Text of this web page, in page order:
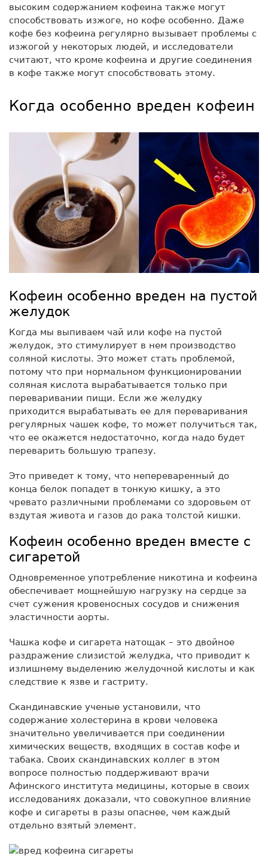
высоким содержанием кофеина также могут
способствовать изжоге, но кофе особенно. Даже
кофе без кофеина регулярно вызывает проблемы с
изжогой у некоторых людей, и исследователи
считают, что кроме кофеина и другие соединения
в кофе также могут способствовать этому.
Когда особенно вреден кофеин
Кофеин особенно вреден на пустой
желудок
Когда мы выпиваем чай или кофе на пустой
желудок, это стимулирует в нем производство
соляной кислоты. Это может стать проблемой,
потому что при нормальном функционировании
соляная кислота вырабатывается только при
переваривании пищи. Если же желудку
приходится вырабатывать ее для переваривания
регулярных чашек кофе, то может получиться так,
что ее окажется недостаточно, когда надо будет
переварить большую трапезу.
Это приведет к тому, что непереваренный до
конца белок попадет в тонкую кишку, а это
чревато различными проблемами со здоровьем от
вздутая живота и газов до рака толстой кишки.
Кофеин особенно вреден вместе с
сигаретой
Одновременное употребление никотина и кофеина
обеспечивает мощнейшую нагрузку на сердце за
счет сужения кровеносных сосудов и снижения
эластичности аорты.
Чашка кофе и сигарета натощак – это двойное
раздражение слизистой желудка, что приводит к
излишнему выделению желудочной кислоты и как
следствие к язве и гастриту.
Скандинавские ученые установили, что
содержание холестерина в крови человека
значительно увеличивается при соединении
химических веществ, входящих в состав кофе и
табака. Своих скандинавских коллег в этом
вопросе полностью поддерживают врачи
Афинского института медицины, которые в своих
исследованиях доказали, что совокупное влияние
кофе и сигареты в разы опаснее, чем каждый
отдельно взятый элемент.